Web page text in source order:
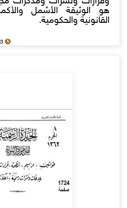
هو الوثيقة الأشمل
القانونية والحكومية.
12-08-2023